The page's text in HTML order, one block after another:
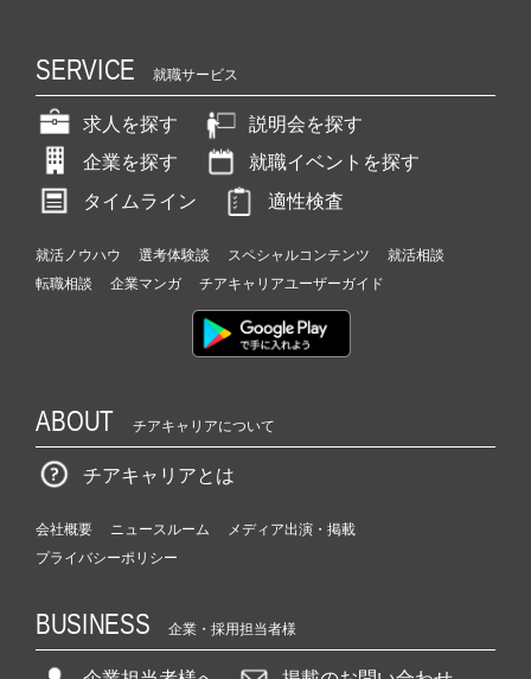
SERVICE 就職サービス
求人を探す
説明会を探す
企業を探す
就職イベントを探す
タイムライン
適性検査
就活ノウハウ 選考体験談 スペシャルコンテンツ
就活相談
転職相談
企業マンガ チアキャリアユーザーガイド
ABOUT チアキャリアについて
チアキャリアとは
会社概要 ニュースルーム
メディア出演・掲載
プライバシーポリシー
BUSINESS 企業・採用担当者様